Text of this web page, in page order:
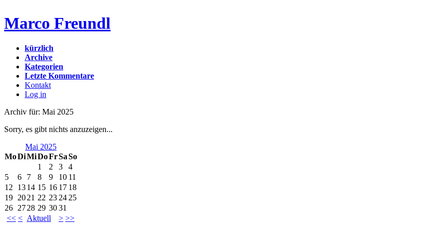
Marco Freundl
kürzlich
Archive
Kategorien
Letzte Kommentare
Kontakt
Log in
Archiv für: Mai 2025
Sorry, es gibt nichts anzuzeigen...
Mai 2025
MoDiMiDoFrSaSo
<< < Aktuell > >>
1 2 3
4
5
6 7 8 9 10 11
12
1314 15 16 17 18
19 2021 22 23 24 25
26 2728 29 3031